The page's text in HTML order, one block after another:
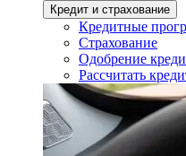
Кредит и страхование
Кредитные
Страхование
Одобрение
Рассчитать